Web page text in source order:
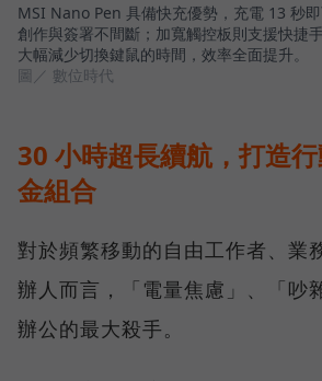
MSI Nano Pen 具備快充優勢，充電 13 秒
創作與簽署不間斷；加寬觸控板則支援快捷
大幅減少切換鍵鼠的時間，效率全面提升。
圖／ 數位時代
30 小時超長續航，打造
金組合
對於頻繁移動的自由工作者、業
辦人而言，「電量焦慮」、「吵
辦公的最大殺手。